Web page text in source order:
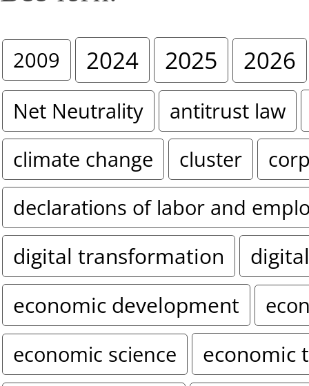
2009 2024 2025 2026
Net Neutrality
antitrust law
climate change
cluster
declarations of labor and
digital transformation
economic development
economic science
economic